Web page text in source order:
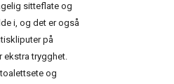
sitteflate og
i, og det er også
på
ekstra trygghet.
og